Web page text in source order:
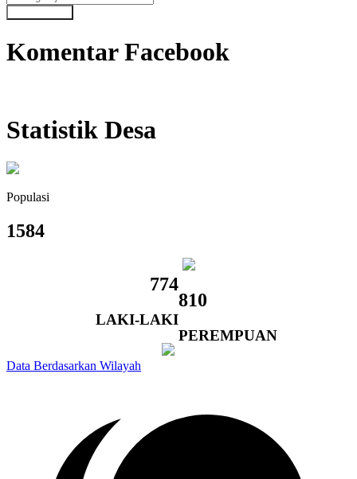
Komentar Facebook
Statistik Desa
Populasi
1584
774
LAKI-LAKI
810
PEREMPUAN
Data Berdasarkan Wilayah